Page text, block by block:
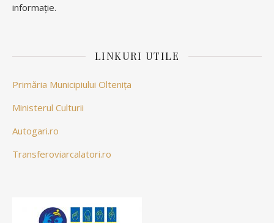
informație.
LINKURI UTILE
Primăria Municipiului Oltenița
Ministerul Culturii
Autogari.ro
Transferoviarcalatori.ro